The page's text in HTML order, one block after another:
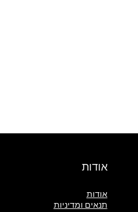
אודות
אודות
תנאים ומדיניות